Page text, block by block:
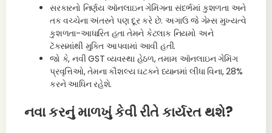
સરકારનો નિર્ણય ઑનલાઇન ગેમિંગના સંદર્ભમાં કુશળતા અને
તક વચ્ચેના અંતરને પણ દૂર કરે છે. અગાઉ જે ગેમ્સ મુખ્યત્વે
કુશળતા-આધારિત હતા તેમને કેટલાક નિયમો અને
ટૅક્સમાંથી મુક્તિ આપવામાં આવી હતી.
જો કે, નવી GST વ્યવસ્થા હેઠળ, તમામ ઑનલાઇન ગેમિંગ
પ્રવૃત્તિઓ, તેમના કૌશલ્ય ઘટકને ધ્યાનમાં લીધા વિના, 28%
કરને આધિન રહેશે.
નવા કરનું માળખું કેવી રીતે કાર્યરત થશે?